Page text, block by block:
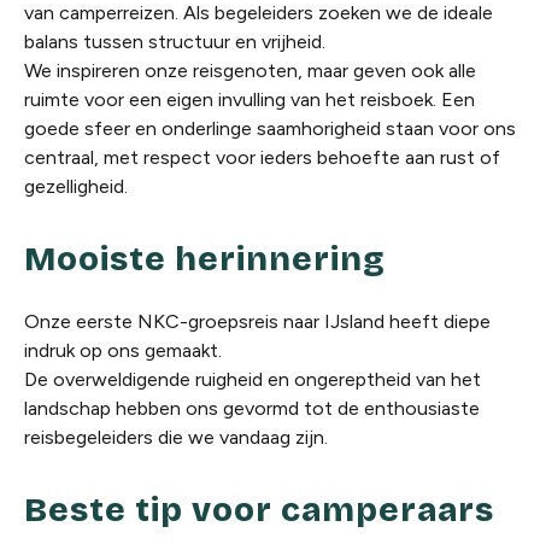
van camperreizen. Als begeleiders zoeken we de ideale
balans tussen structuur en vrijheid.
We inspireren onze reisgenoten, maar geven ook alle
ruimte voor een eigen invulling van het reisboek. Een
goede sfeer en onderlinge saamhorigheid staan voor ons
centraal, met respect voor ieders behoefte aan rust of
gezelligheid.
Mooiste herinnering
Onze eerste NKC-groepsreis naar IJsland heeft diepe
indruk op ons gemaakt.
De overweldigende ruigheid en ongereptheid van het
landschap hebben ons gevormd tot de enthousiaste
reisbegeleiders die we vandaag zijn.
Beste tip voor camperaars